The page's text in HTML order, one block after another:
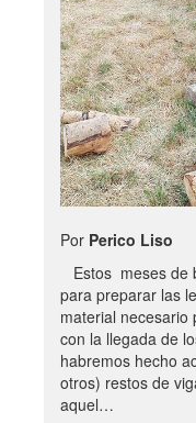
Por Perico Liso
Estos meses de
para preparar las
material necesario
con la llegada de
habremos hecho
otros) restos de
aquel…